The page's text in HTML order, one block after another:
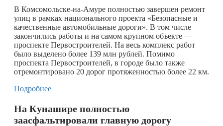
В Комсомольске-на-Амуре полностью завершен ремонт
улиц в рамках национального проекта «Безопасные и
качественные автомобильные дороги». В том числе
закончились работы и на самом крупном объекте —
проспекте Первостроителей. На весь комплекс работ
было выделено более 139 млн рублей. Помимо
проспекта Первостроителей, в городе было также
отремонтировано 20 дорог протяженностью более 22 км.
Подробнее
На Кунашире полностью
заасфальтировали главную дорогу